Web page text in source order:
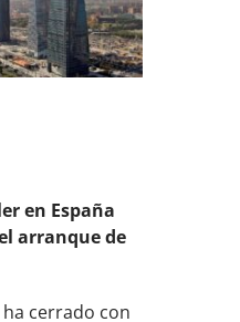
en España
arranque de
cerrado con